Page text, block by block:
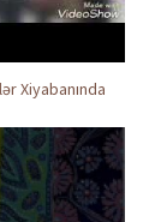
Xiyabanında